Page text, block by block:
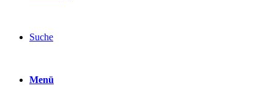
Suche
Menü